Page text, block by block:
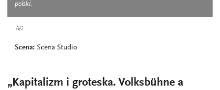
polski.
Scena: Scena Studio
„Kapitalizm i groteska. Volksbühne a